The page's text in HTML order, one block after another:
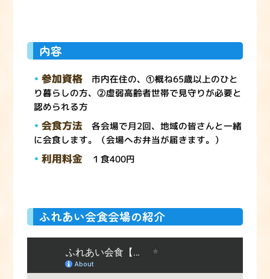
内容
参加資格市内在住の、①概ね65歳以上のひと
り暮らしの方、②虚弱高齢者世帯で見守りが必要と
認められる方
会食方法各会場で月2回、地域の皆さんと一緒
に会食します。（会場へお弁当が届きます。）
利用料金１食400円
ふれあい会食会場の紹介